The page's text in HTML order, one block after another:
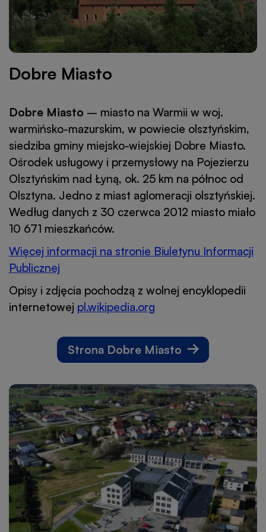
Dobre Miasto
Dobre Miasto – miasto na Warmii w woj.
warmińsko-mazurskim, w powiecie olsztyńskim,
siedziba gminy miejsko-wiejskiej Dobre Miasto.
Ośrodek usługowy i przemysłowy na Pojezierzu
Olsztyńskim nad Łyną, ok. 25 km na północ od
Olsztyna. Jedno z miast aglomeracji olsztyńskiej.
Według danych z 30 czerwca 2012 miasto miało
10 671 mieszkańców.
Więcej informacji na stronie Biuletynu Informacji
Publicznej
się
w
nowej
karcie
Opisy i zdjęcia pochodzą z wolnej encyklopedii
internetowej pl.wikipedia.org
w
nowej
Strona Dobre Miasto